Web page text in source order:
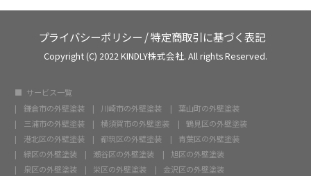
プライバシーポリシー /特定商取引に基づく表記
Copyright (C) 2022 KINDLY株式会社. All rights Reserved.
サービス一覧
鎌倉市の外壁塗装
川崎市の外壁塗装
葉山町の外壁塗装
三浦市の外壁塗装
横須賀市の外壁塗装
鶴見区の外壁塗装
港北区の外壁塗装
都筑区の外壁塗装
青葉区の外壁塗装
緑区の外壁塗装
瀬谷区の外壁塗装
旭区の外壁塗装
泉区の外壁塗装
栄区の外壁塗装
金沢区の外壁塗装